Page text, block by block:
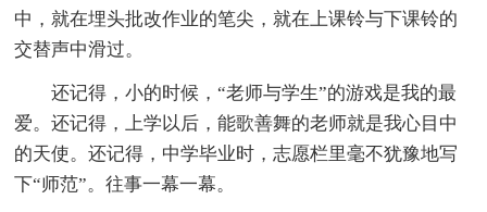
中，就在埋头批改作业的笔尖，就在上课铃与下课铃的
交替声中滑过。
还记得，小的时候，“老师与学生”的游戏是我的最
爱。还记得，上学以后，能歌善舞的老师就是我心目中
的天使。还记得，中学毕业时，志愿栏里毫不犹豫地写
下“师范”。往事一幕一幕。